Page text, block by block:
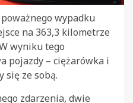
poważnego wypadku
na 363,3 kilometrze
wyniku tego
pojazdy – ciężarówka i
się ze sobą.
zdarzenia, dwie